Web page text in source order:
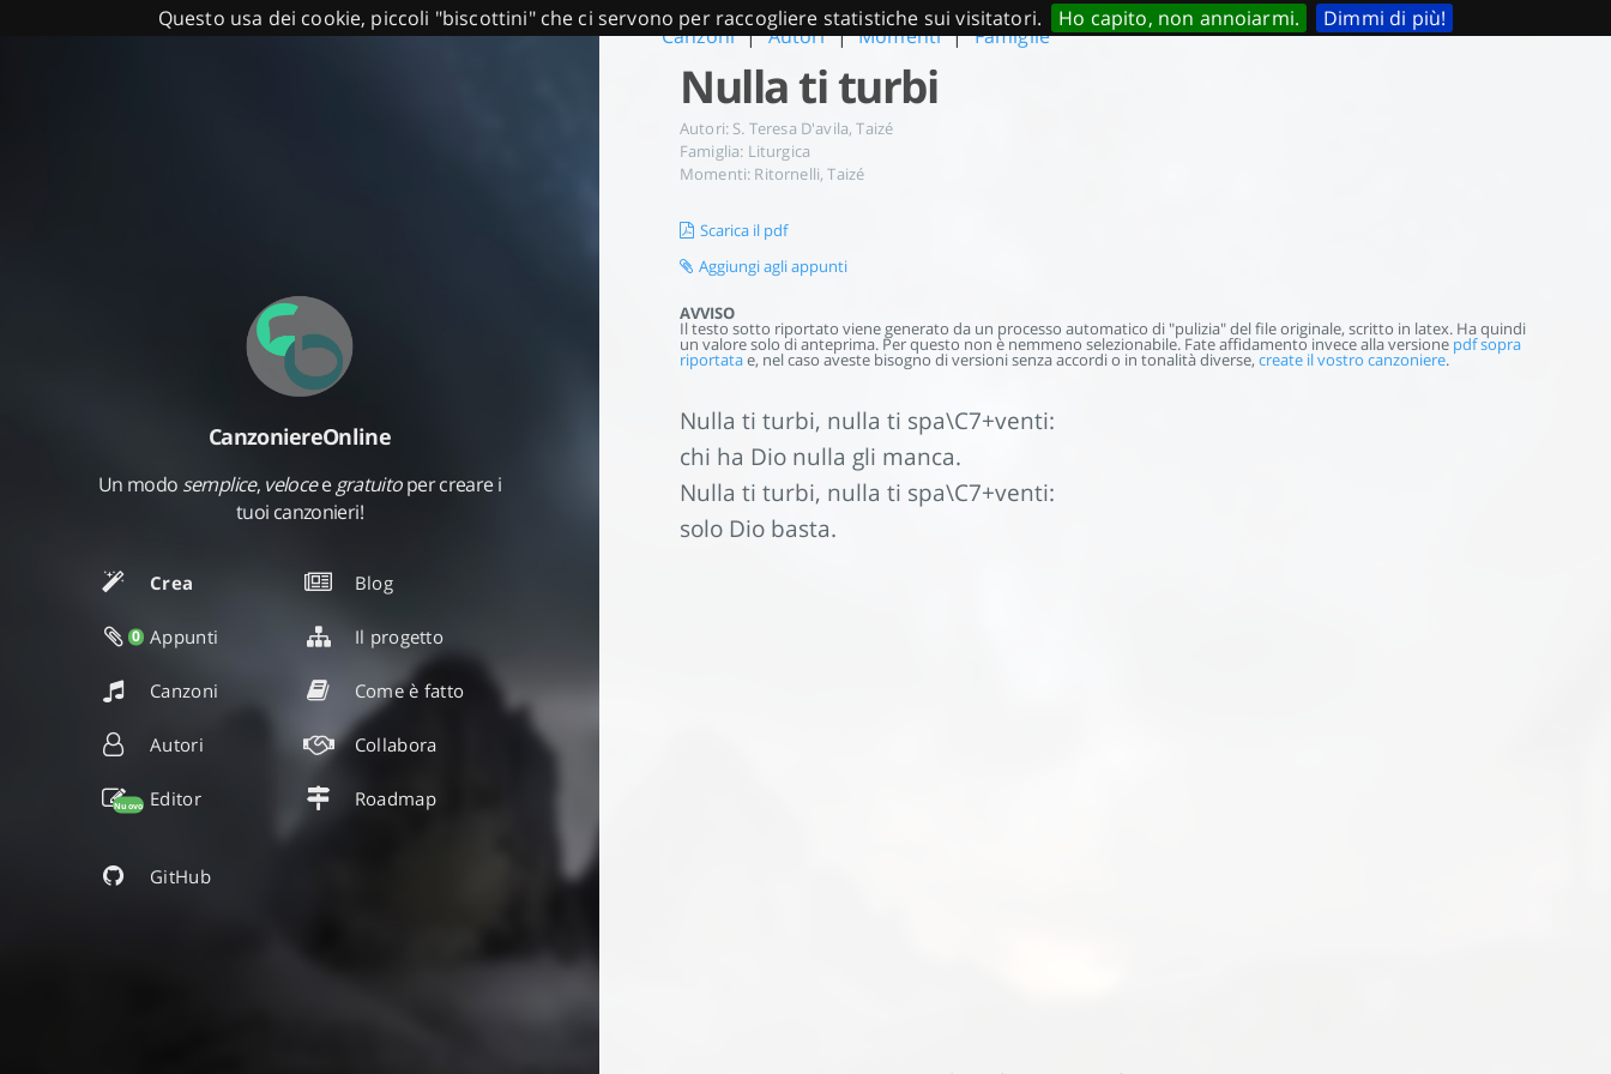
Questo usa dei cookie, piccoli "biscottini" che ci servono per raccogliere statistiche sui visitatori. Ho capito, non annoiarmi. Dimmi di più!
CanzoniereOnline
Un modo semplice, veloceegratuitoper creare i
tuoi canzonieri!
Crea
0 Appunti
Canzoni
Autori
Nuovo Editor
Blog
Il progetto
Come è fatto
Collabora
Roadmap
GitHub
Canzoni | Autori | Momenti | Famiglie
Nulla ti turbi
Autori: S. Teresa D'avila,Taizé
Famiglia: Liturgica
Momenti: Ritornelli,Taizé
Scarica il pdf
Aggiungi agli appunti
AVVISO
Il testo sotto riportato viene generato da un processo automatico di "pulizia" del file originale, scritto in latex. Ha quindi
un valore solo di anteprima. Per questo non è nemmeno selezionabile. Fate affidamento invece alla versione pdf sopra
riportatae, nel caso aveste bisogno di versioni senza accordi o in tonalità diverse, create il vostro canzoniere.
Nulla ti turbi, nulla ti spa\C7+venti:
chi ha Dio nulla gli manca.
Nulla ti turbi, nulla ti spa\C7+venti:
solo Dio basta.